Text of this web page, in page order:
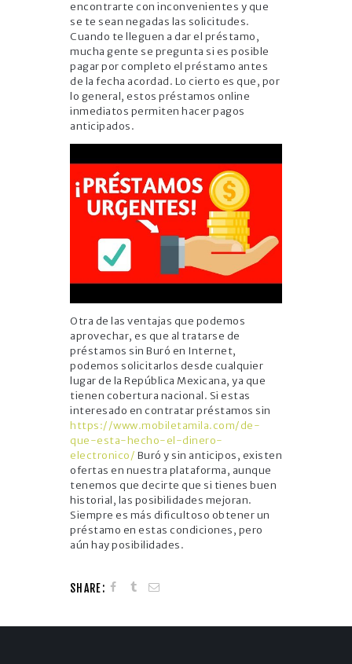
encontrarte con inconvenientes y que
se te sean negadas las solicitudes.
Cuando te lleguen a dar el préstamo,
mucha gente se pregunta si es posible
pagar por completo el préstamo antes
de la fecha acordad. Lo cierto es que, por
lo general, estos préstamos online
inmediatos permiten hacer pagos
anticipados.
Otra de las ventajas que podemos
aprovechar, es que al tratarse de
préstamos sin Buró en Internet,
podemos solicitarlos desde cualquier
lugar de la República Mexicana, ya que
tienen cobertura nacional. Si estas
interesado en contratar préstamos sin
https://www.mobiletamila.com/de-
que-esta-hecho-el-dinero-
electronico/ Buró y sin anticipos, existen
ofertas en nuestra plataforma, aunque
tenemos que decirte que si tienes buen
historial, las posibilidades mejoran.
Siempre es más dificultoso obtener un
préstamo en estas condiciones, pero
aún hay posibilidades.
SHARE: